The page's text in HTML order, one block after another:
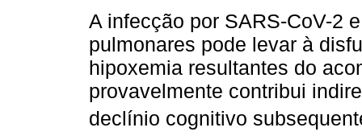
A infecção por SARS-CoV-2
pulmonares pode levar à
hipoxemia resultantes do
provavelmente contribui
declínio cognitivo